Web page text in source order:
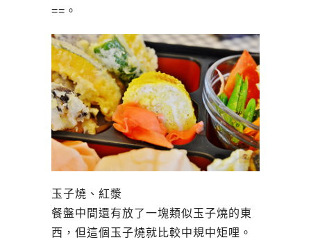
==。
玉子燒、紅漿
餐盤中間還有放了一塊類似玉子燒的東
西，但這個玉子燒就比較中規中矩哩。